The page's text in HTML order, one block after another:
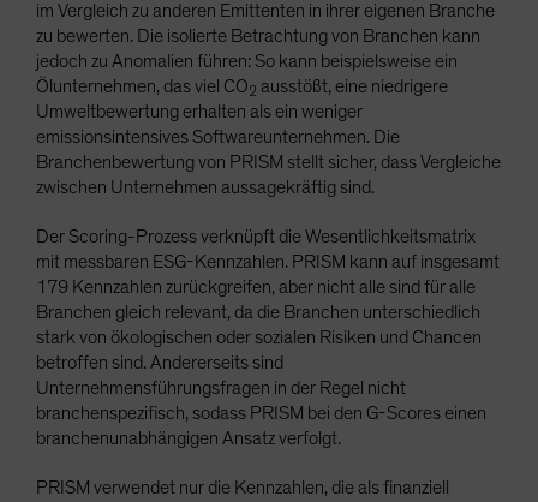
im Vergleich zu anderen Emittenten in ihrer eigenen Branche
zu bewerten. Die isolierte Betrachtung von Branchen kann
jedoch zu Anomalien führen: So kann beispielsweise ein
Ölunternehmen, das viel CO2 ausstößt, eine niedrigere
Umweltbewertung erhalten als ein weniger
emissionsintensives Softwareunternehmen. Die
Branchenbewertung von PRISM stellt sicher, dass Vergleiche
zwischen Unternehmen aussagekräftig sind.
Der Scoring-Prozess verknüpft die Wesentlichkeitsmatrix
mit messbaren ESG-Kennzahlen. PRISM kann auf insgesamt
179 Kennzahlen zurückgreifen, aber nicht alle sind für alle
Branchen gleich relevant, da die Branchen unterschiedlich
stark von ökologischen oder sozialen Risiken und Chancen
betroffen sind. Andererseits sind
Unternehmensführungsfragen in der Regel nicht
branchenspezifisch, sodass PRISM bei den G-Scores einen
branchenunabhängigen Ansatz verfolgt.
PRISM verwendet nur die Kennzahlen, die als finanziell